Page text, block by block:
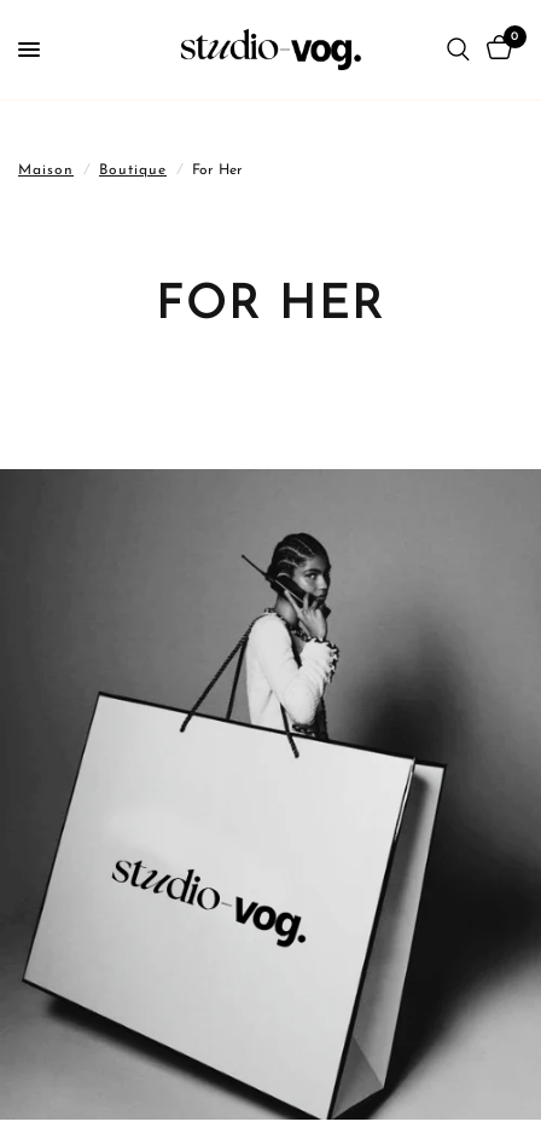
0
Maison / Boutique / For Her
FOR HER